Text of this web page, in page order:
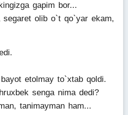
gapim bor...
segaret olib o`t qo`yar ekam,
etolmay to`xtab qoldi.
senga nima dedi?
tanimayman ham...